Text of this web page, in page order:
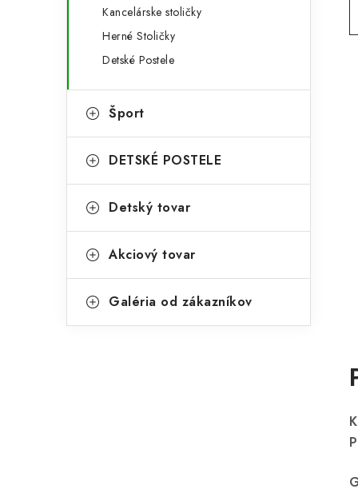
Kancelárske stoličky
Herné Stoličky
Detské Postele
Šport
DETSKÉ POSTELE
Detský tovar
Akciový tovar
Galéria od zákazníkov